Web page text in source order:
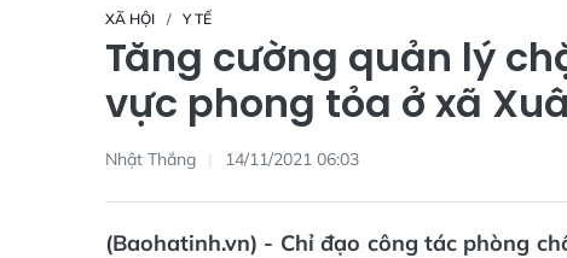
XÃ HỘI Y TẾ
Tăng cường quản lý
vực phong tỏa ở xã
Nhật Thắng 14/11/2021 06:03
(Baohatinh.vn) - Chỉ đạo công tác phòng